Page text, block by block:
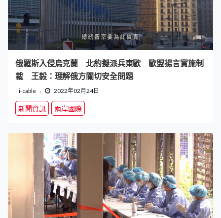
俄羅斯入侵烏克蘭 北約擬派兵東歐 歐盟揚言實施制
裁 王毅：理解俄方關切安全問題
i-cable 2022年02月24日
新聞資訊 兩岸國際